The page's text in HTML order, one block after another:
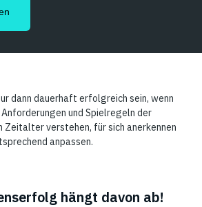
dann dauerhaft erfolgreich sein, wenn
und Spielregeln der
verstehen, für sich anerkennen
anpassen.
hängt davon ab!